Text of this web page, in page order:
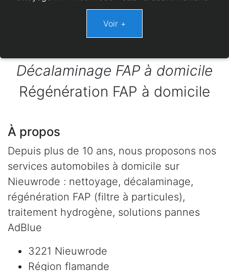
Décalaminage FAP à domicile
Régénération FAP à domicile
À propos
Depuis plus de 10 ans, nous proposons nos
services automobiles à domicile sur
Nieuwrode : nettoyage, décalaminage,
régénération FAP (filtre à particules),
traitement hydrogène, solutions pannes
AdBlue
3221 Nieuwrode
Région flamande